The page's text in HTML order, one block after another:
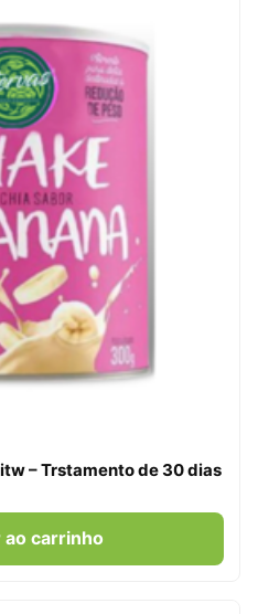
– Trstamento de 30 dias
ao carrinho